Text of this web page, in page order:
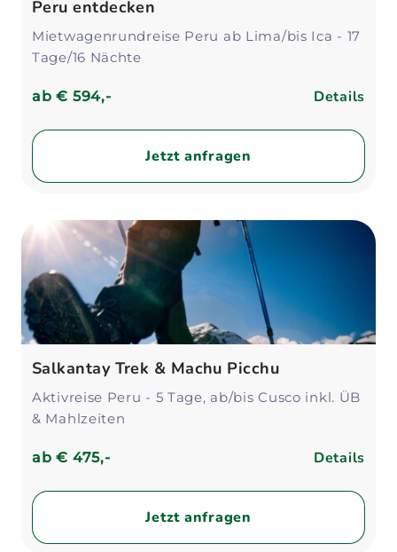
Peru entdecken
Mietwagenrundreise Peru ab Lima/bis Ica - 17
Tage/16 Nächte
ab€ 594,- Details
Jetzt anfragen
Salkantay Trek & Machu Picchu
Aktivreise Peru - 5 Tage, ab/bis Cusco inkl. ÜB
& Mahlzeiten
ab€ 475,- Details
Jetzt anfragen